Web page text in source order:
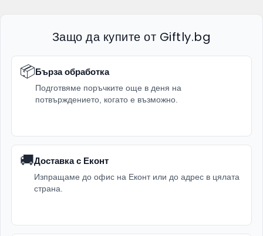
Защо да купите от Giftly.bg
📦Бърза обработка
Подготвяме поръчките още в деня на
потвърждението, когато е възможно.
🚚Доставка с Еконт
Изпращаме до офис на Еконт или до адрес в цялата
страна.